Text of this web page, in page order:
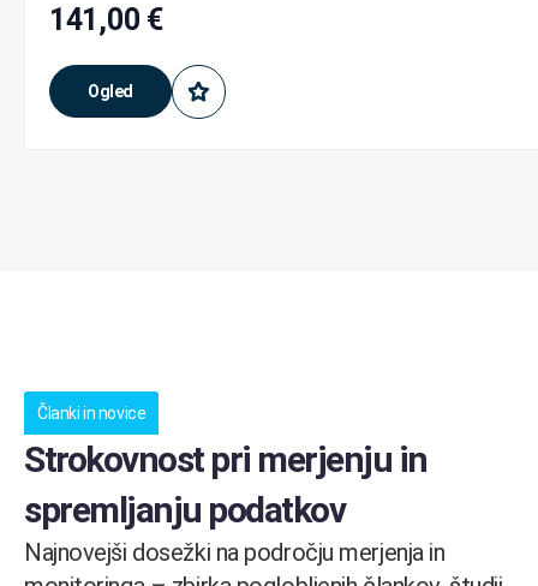
Ogled
141,00 €
Članki in novice
Strokovnost pri merjenju in
spremljanju podatkov
Najnovejši dosežki na področju merjenja in